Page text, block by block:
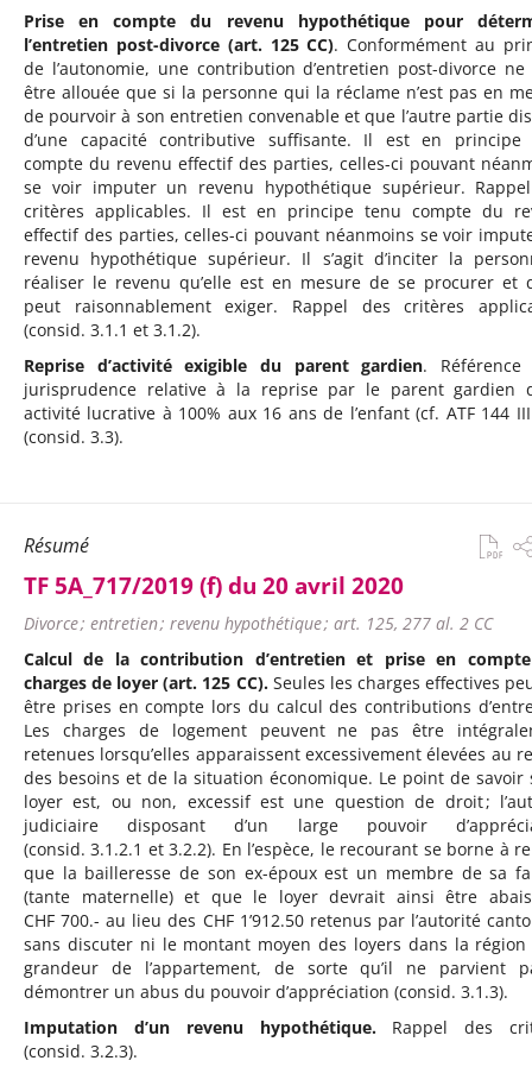
Prise en compte du revenu hypothétique pour
l’entretien post-divorce (art. 125 CC). Conformément au
de l’autonomie, une contribution d’entretien post-divorce
être allouée que si la personne qui la réclame n’est pas en
de pourvoir à son entretien convenable et que l’autre partie
d’une capacité contributive suffisante. Il est en principe
compte du revenu effectif des parties, celles-ci pouvant
se voir imputer un revenu hypothétique supérieur.
critères applicables. Il est en principe tenu compte du
effectif des parties, celles-ci pouvant néanmoins se voir
revenu hypothétique supérieur. Il s’agit d’inciter la
réaliser le revenu qu’elle est en mesure de se procurer et
peut raisonnablement exiger. Rappel des critères
(consid. 3.1.1 et 3.1.2).
Reprise d’activité exigible du parent gardien.
jurisprudence relative à la reprise par le parent gardien
activité lucrative à 100% aux 16 ans de l’enfant (cf. ATF 144
(consid. 3.3).
Résumé
TF 5A_717/2019 (f) du 20 avril 2020
Divorce ; entretien ; revenu hypothétique ; art. 125, 277 al. 2 CC
Calcul de la contribution d’entretien et prise en
charges de loyer (art. 125 CC).Seules les charges effectives
être prises en compte lors du calcul des contributions
Les charges de logement peuvent ne pas être
retenues lorsqu’elles apparaissent excessivement élevées au
des besoins et de la situation économique. Le point de savoir
loyer est, ou non, excessif est une question de droit ;
judiciaire disposant d’un large pouvoir
(consid. 3.1.2.1 et 3.2.2). En l’espèce, le recourant se borne à
que la bailleresse de son ex-époux est un membre de sa
(tante maternelle) et que le loyer devrait ainsi être
CHF 700.- au lieu des CHF 1’912.50 retenus par l’autorité
sans discuter ni le montant moyen des loyers dans la
grandeur de l’appartement, de sorte qu’il ne parvient
démontrer un abus du pouvoir d’appréciation (consid. 3.1.3).
Imputation d’un revenu hypothétique.Rappel des
(consid. 3.2.3).